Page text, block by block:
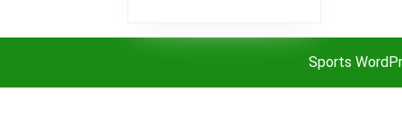
DÉCADA
Sports